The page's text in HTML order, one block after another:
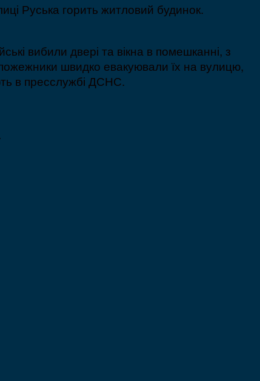
Руська горить житловий будинок.
вибили двері та вікна в помешканні, з
швидко евакуювали їх на вулицю,
в пресслужбі ДСНС.